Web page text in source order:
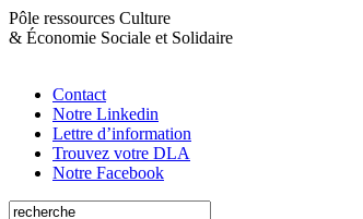
Pôle ressources Culture
& Économie Sociale et Solidaire
Contact
Notre Linkedin
Lettre d’information
Trouvez votre DLA
Notre Facebook